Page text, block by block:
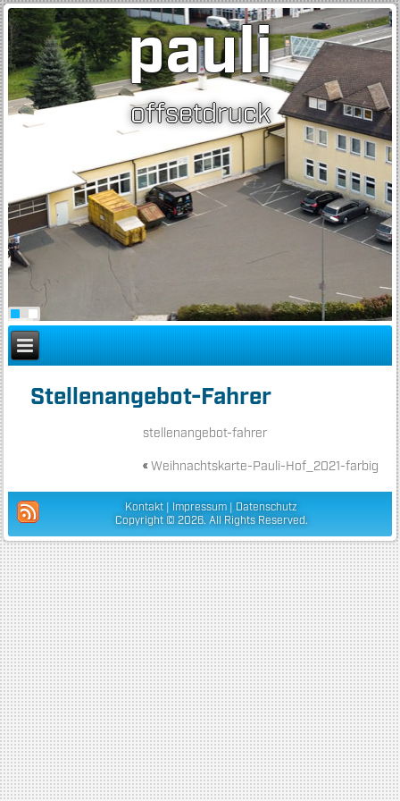
pauli
offsetdruck
Stellenangebot-Fahrer
stellenangebot-fahrer
« Weihnachtskarte-Pauli-Hof_2021-farbig
Kontakt Impressum
Datenschutz
Copyright © 2026. All Rights Reserved.